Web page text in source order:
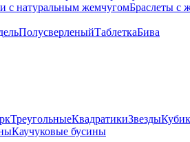
с натуральным жемчугомБраслеты с
ПолусверленыйТаблеткаБива
ТреугольныеКвадратикиЗвезды
Каучуковые бусины